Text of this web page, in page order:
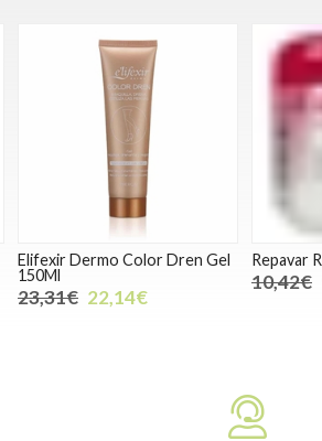
Elifexir Dermo Color Dren Gel
150Ml
23,31€ 22,14€
Repavar
10,42€